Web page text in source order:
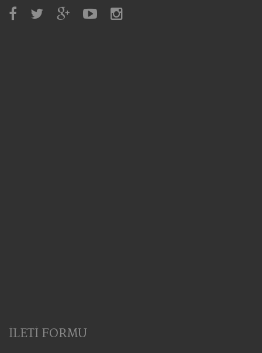
İLETİ FORMU